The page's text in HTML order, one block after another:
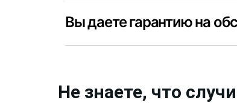
+7(812)9563854 и уточните
Вы даете гарантию на
Не знаете, что